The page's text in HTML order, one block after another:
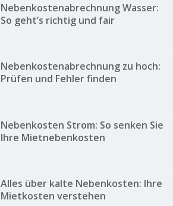
Nebenkostenabrechnung Wasser:
So geht’s richtig und fair
Nebenkostenabrechnung zu hoch:
Prüfen und Fehler finden
Nebenkosten Strom: So senken Sie
Ihre Mietnebenkosten
Alles über kalte Nebenkosten: Ihre
Mietkosten verstehen